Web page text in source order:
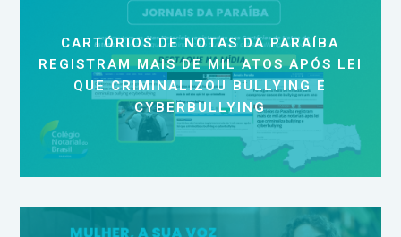
CARTÓRIOS DE NOTAS DA PARAÍBA
REGISTRAM MAIS DE MIL ATOS APÓS LEI
QUE CRIMINALIZOU BULLYING E
CYBERBULLYING